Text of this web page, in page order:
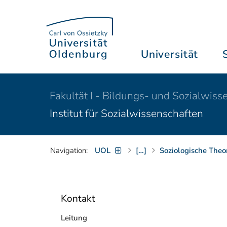
Universität
Fakultät I - Bildungs- und
Institut für Sozialwissenschaften
Navigation: UOL […] Soziologische
Kontakt
Leitung